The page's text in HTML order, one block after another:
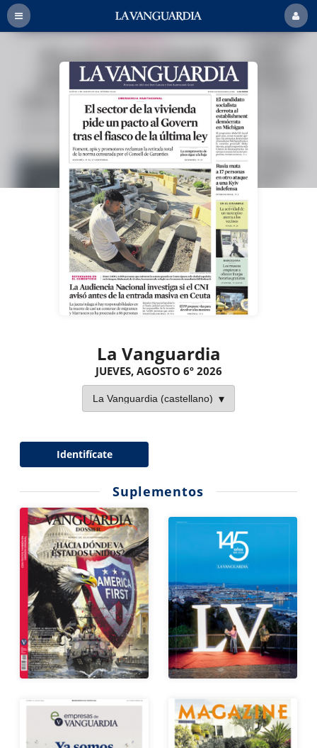
La Vanguardia
JUEVES, AGOSTO 6º 2026
Identifícate
Suplementos